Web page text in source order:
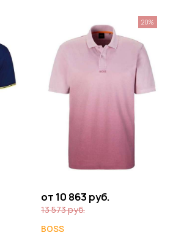
от 10 863 руб.
13 573 руб.
BOSS
20%